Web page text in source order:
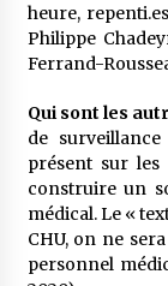
heure,
Philippe
Ferrand-
Qui sont les
de
présent sur
construire un
médical. Le «
CHU, on ne
personnel